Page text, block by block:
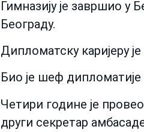
Гимназију је завршио у
Београду.
Дипломатску каријеру
Био је шеф
Четири године је
други секретар